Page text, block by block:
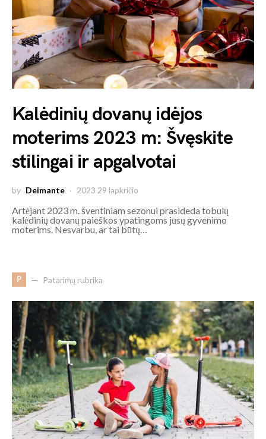
Kalėdinių dovanų idėjos
moterims 2023 m: Švęskite
stilingai ir apgalvotai
by Deimante 2023 29 lapkričio
Artėjant 2023 m. šventiniam sezonui prasideda tobulų
kalėdinių dovanų paieškos ypatingoms jūsų gyvenimo
moterims. Nesvarbu, ar tai būtų…
P Patarimų rubrika